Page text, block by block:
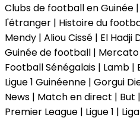
Clubs de football en Guinée
l'étranger | Histoire du
Mendy | Aliou Cissé | El
Guinée de football | Mercato
Football Sénégalais | Lamb |
Ligue 1 Guinéenne | Gorgui
News | Match en direct | But
Premier League | Ligue 1 |